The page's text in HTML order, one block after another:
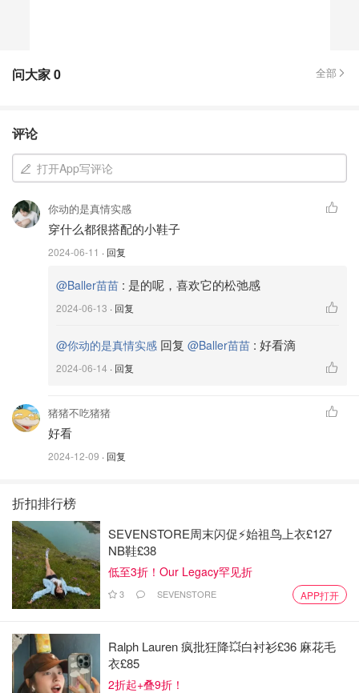
问大家0 全部
评论
打开App写评论
你动的是真情实感
穿什么都很搭配的小鞋子
2024-06-11 · 回复
@Baller苗苗 : 是的呢，喜欢它的松弛感
2024-06-13 · 回复
@你动的是真情实感 回复 @Baller苗苗 : 好看滴
2024-06-14 · 回复
猪猪不吃猪猪
好看
2024-12-09 · 回复
折扣排行榜
SEVENSTORE周末闪促⚡️始祖鸟上衣£127
NB鞋£38
低至3折！Our Legacy罕见折
3 SEVENSTORE APP打开
Ralph Lauren 疯批狂降💥白衬衫£36 麻花毛
衣£85
2折起+叠9折！